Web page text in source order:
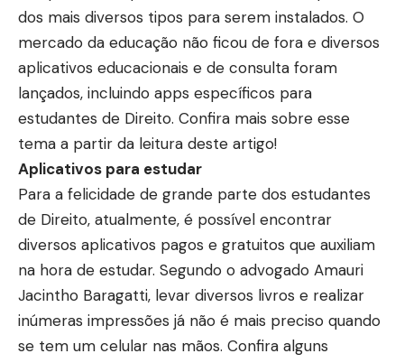
dos mais diversos tipos para serem instalados. O
mercado da educação não ficou de fora e diversos
aplicativos educacionais e de consulta foram
lançados, incluindo apps específicos para
estudantes de Direito. Confira mais sobre esse
tema a partir da leitura deste artigo!
Aplicativos para estudar
Para a felicidade de grande parte dos estudantes
de Direito, atualmente, é possível encontrar
diversos aplicativos pagos e gratuitos que auxiliam
na hora de estudar. Segundo o advogado Amauri
Jacintho Baragatti, levar diversos livros e realizar
inúmeras impressões já não é mais preciso quando
se tem um celular nas mãos. Confira alguns